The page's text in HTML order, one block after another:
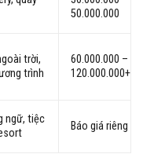
50.000.000
trời,
trình
60.000.000 –
120.000.000+
ngữ, tiệc
Báo giá riêng